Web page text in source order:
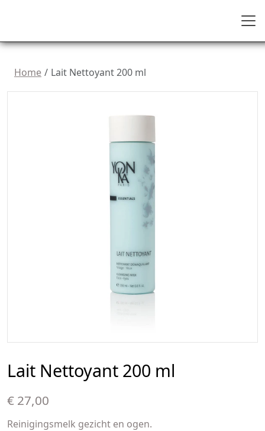
Home Lait Nettoyant 200 ml
Lait Nettoyant 200 ml
€ 27,00
Reinigingsmelk gezicht en ogen.